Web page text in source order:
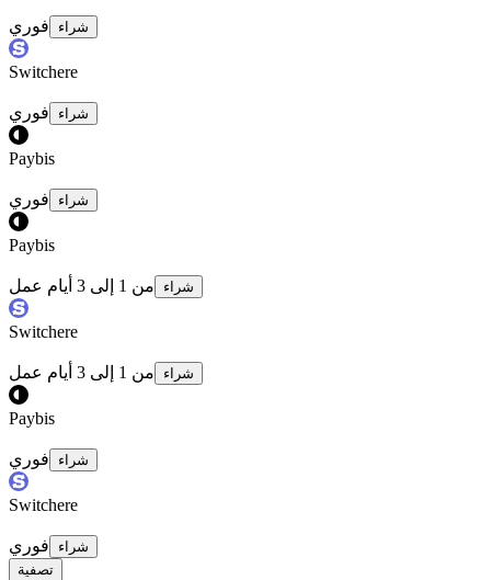
فوري شراء
Switchere
فوري شراء
Paybis
فوري شراء
Paybis
من 1 إلى 3 أيام عمل شراء
Switchere
من 1 إلى 3 أيام عمل شراء
Paybis
فوري شراء
Switchere
فوري
شراء
تصفية